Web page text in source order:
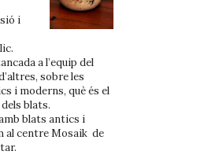
i
a l’equip del
sobre les
i moderns, què és el
blats.
blats antics i
al centre Mosaik de